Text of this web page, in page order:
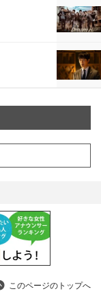
このページのトップへ